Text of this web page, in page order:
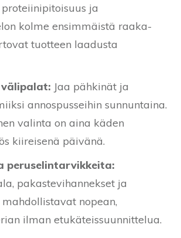
ja
kolme ensimmäistä raaka-
tuotteen laadusta
välipalat: Jaa pähkinät ja
annospusseihin sunnuntaina.
valinta on aina käden
kiireisenä päivänä.
peruselintarvikkeita:
pakastevihannekset ja
nopean,
ilman etukäteissuunnittelua.